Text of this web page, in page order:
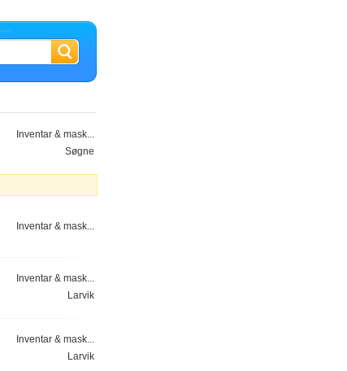
Inventar & mask...
Søgne
Inventar & mask...
Inventar & mask...
Larvik
Inventar & mask...
Larvik